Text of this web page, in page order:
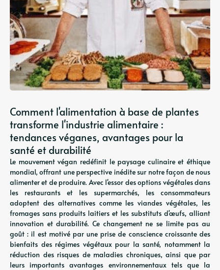
Comment l'alimentation à base de plantes
transforme l'industrie alimentaire :
tendances véganes, avantages pour la
santé et durabilité
Le mouvement végan redéfinit le paysage culinaire et éthique
mondial, offrant une perspective inédite sur notre façon de nous
alimenter et de produire. Avec l'essor des options végétales dans
les restaurants et les supermarchés, les consommateurs
adoptent des alternatives comme les viandes végétales, les
fromages sans produits laitiers et les substituts d'œufs, alliant
innovation et durabilité. Ce changement ne se limite pas au
goût : il est motivé par une prise de conscience croissante des
bienfaits des régimes végétaux pour la santé, notamment la
réduction des risques de maladies chroniques, ainsi que par
leurs importants avantages environnementaux tels que la